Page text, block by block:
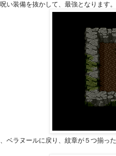
い装備を抜かして、最強となります。
ベラヌールに戻り、紋章が５つ揃っ